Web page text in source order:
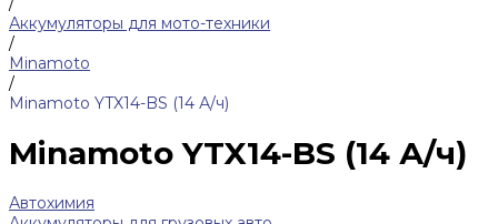
Аккумуляторы для мото-техники
/
Minamoto
/
Minamoto YTX14-BS (14 А/ч)
Minamoto YTX14-BS (14 А/ч)
Автохимия